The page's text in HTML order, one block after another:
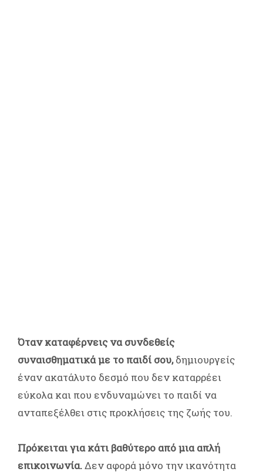
Όταν καταφέρνεις να συνδεθείς
συναισθηματικά με το παιδί σου,δημιουργείς
έναν ακατάλυτο δεσμό που δεν καταρρέει
εύκολα και που ενδυναμώνει το παιδί να
ανταπεξέλθει στις προκλήσεις της ζωής του.
Πρόκειται για κάτι βαθύτερο από μια απλή
επικοινωνία.Δεν αφορά μόνο την ικανότητα